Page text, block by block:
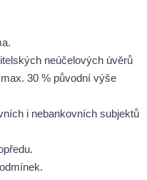
neúčelových úvěrů
30 % původní výše
i nebankovních subjektů